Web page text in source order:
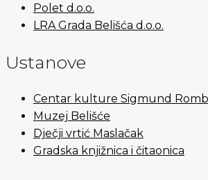
Polet d.o.o.
LRA Grada Belišća d.o.o.
Ustanove
Centar kulture Sigmund
Muzej Belišće
Dječji vrtić Maslačak
Gradska knjižnica i čitaonica